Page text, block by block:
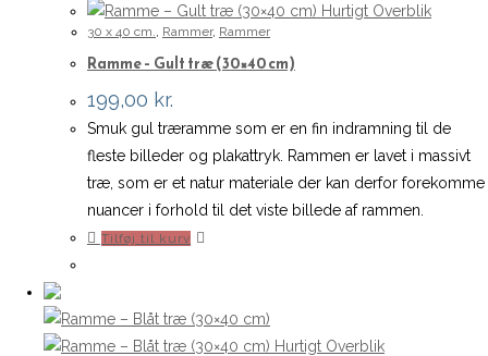
Hurtigt Overblik
30 x 40 cm. Rammer, Rammer
Ramme – Gult træ (30×40 cm)
199,00 kr.
Smuk gul træramme som er en fin indramning til de
fleste billeder og plakattryk. Rammen er lavet i massivt
træ, som er et natur materiale der kan derfor forekomme
nuancer i forhold til det viste billede af rammen.
Tilføj til kurv
Hurtigt Overblik